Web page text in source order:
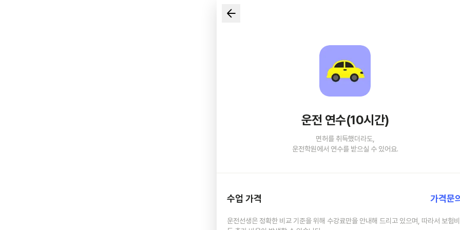
운전 연수(10시간)
면허를 취득했더라도,
운전학원에서 연수를 받으실 수 있어요.
수업 가격 가격문
운전선생은 정확한 비교 기준을 위해 수강료만을 안내해 드리고 있으며, 따라서 보험비